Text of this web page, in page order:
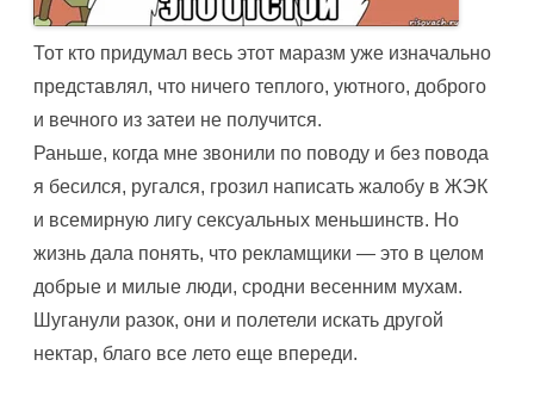
Тот кто придумал весь этот маразм уже изначально
представлял, что ничего теплого, уютного, доброго
и вечного из затеи не получится.
Раньше, когда мне звонили по поводу и без повода
я бесился, ругался, грозил написать жалобу в ЖЭК
и всемирную лигу сексуальных меньшинств. Но
жизнь дала понять, что рекламщики — это в целом
добрые и милые люди, сродни весенним мухам.
Шуганули разок, они и полетели искать другой
нектар, благо все лето еще впереди.